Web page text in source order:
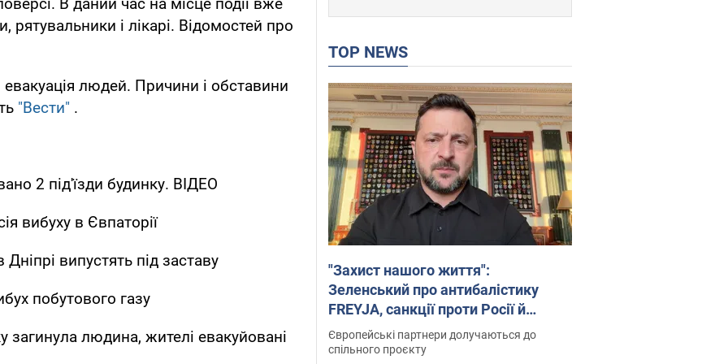
В даний час на місце події вже
і лікарі. Відомостей про
евакуація людей. Причини і обставини
"Вести" .
2 під'їзди будинку. ВІДЕО
вибуху в Євпаторії
випустять під заставу
побутового газу
загинула людина, жителі евакуйовані
TOP NEWS
"Захист нашого життя":
Зеленський про антибалістику
FREYJA, санкції проти Росії й
підтримку аграріїв. Відео
Європейські партнери долучаються до
спільного проєкту